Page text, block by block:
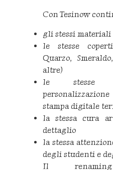
Con Tesinow
gli stessi
le stesse
Quarzo,
altre)
le stesse
stampa digitale
la stessa cura
dettaglio
la stessa
degli studenti e
Il renaming